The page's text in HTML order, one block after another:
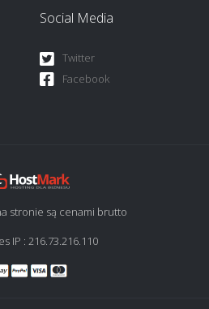
Social Media
Twitter
Facebook
stronie są cenami brutto
IP : 216.73.216.110